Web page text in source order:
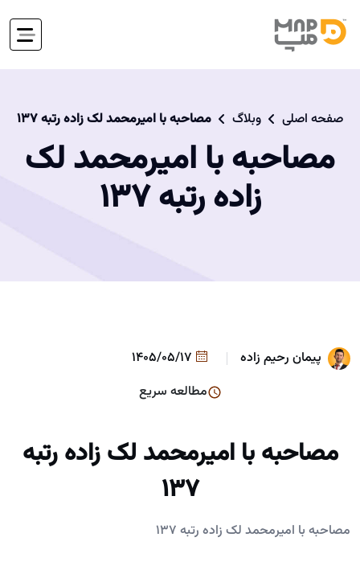
صفحه اصلی وبلاگ مصاحبه با امیرمحمد لک زاده رتبه 137
مصاحبه با امیرمحمد لک
زاده رتبه 137
پیمان رحیم زاده
مطالعه سریع
مصاحبه با امیرمحمد لک زاده رتبه
137
مصاحبه با امیرمحمد لک زاده رتبه 137